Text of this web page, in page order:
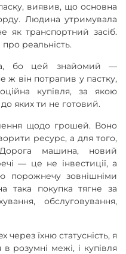
виявив, що основна
Людина утримувала
як транспортний засіб.
реальність.
бо цей знайомий —
ж він потрапив у пастку,
купівля, за якою
яких ти не готовий.
щодо грошей. Воно
ресурс, а для того,
машина, новий
— це не інвестиції, а
порожнечу зовнішніми
така покупка тягне за
обслуговування,
їхню статусність, я
розумні межі, і купівля